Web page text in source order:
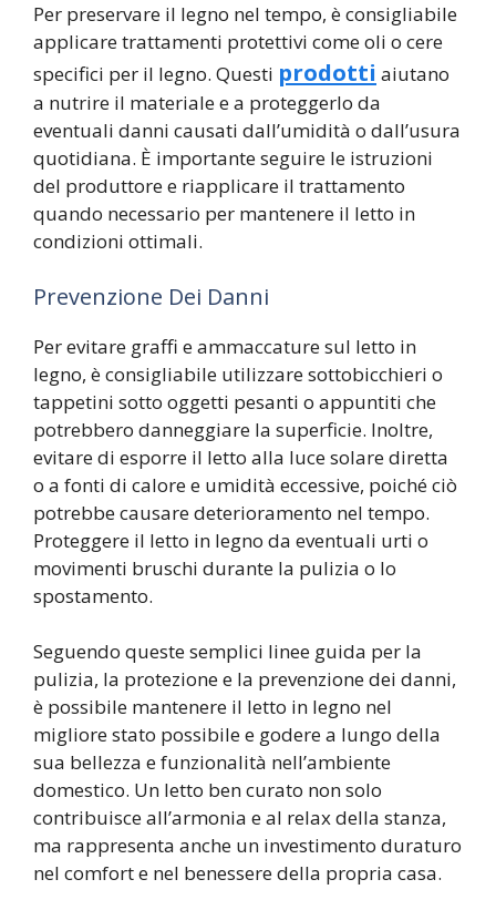
Per preservare il legno nel tempo, è consigliabile
applicare trattamenti protettivi come oli o cere
specifici per il legno. Questi prodotti aiutano
a nutrire il materiale e a proteggerlo da
eventuali danni causati dall’umidità o dall’usura
quotidiana. È importante seguire le istruzioni
del produttore e riapplicare il trattamento
quando necessario per mantenere il letto in
condizioni ottimali.
Prevenzione Dei Danni
Per evitare graffi e ammaccature sul letto in
legno, è consigliabile utilizzare sottobicchieri o
tappetini sotto oggetti pesanti o appuntiti che
potrebbero danneggiare la superficie. Inoltre,
evitare di esporre il letto alla luce solare diretta
o a fonti di calore e umidità eccessive, poiché ciò
potrebbe causare deterioramento nel tempo.
Proteggere il letto in legno da eventuali urti o
movimenti bruschi durante la pulizia o lo
spostamento.
Seguendo queste semplici linee guida per la
pulizia, la protezione e la prevenzione dei danni,
è possibile mantenere il letto in legno nel
migliore stato possibile e godere a lungo della
sua bellezza e funzionalità nell’ambiente
domestico. Un letto ben curato non solo
contribuisce all’armonia e al relax della stanza,
ma rappresenta anche un investimento duraturo
nel comfort e nel benessere della propria casa.